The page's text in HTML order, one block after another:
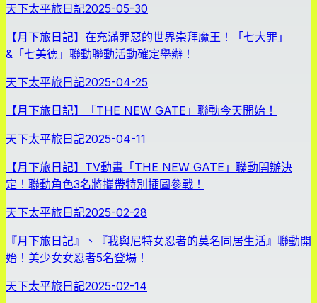
天下太平旅日記2025-05-30
【月下旅日記】在充滿罪惡的世界崇拜魔王！「七大罪」
&「七美德」聯動聯動活動確定舉辦！
天下太平旅日記2025-04-25
【月下旅日記】「THE NEW GATE」聯動今天開始！
天下太平旅日記2025-04-11
【月下旅日記】TV動畫「THE NEW GATE」聯動開辦決
定！聯動角色3名將攜帶特別插圖參戰！
天下太平旅日記2025-02-28
『月下旅日記』、『我與尼特女忍者的莫名同居生活』聯動開
始！美少女女忍者5名登場！
天下太平旅日記2025-02-14